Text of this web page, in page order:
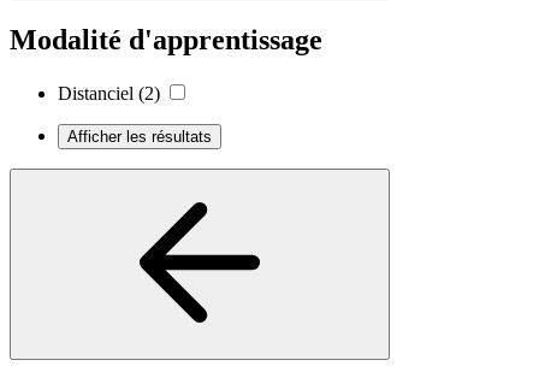
Modalité d'apprentissage
Distanciel (2)
Afficher les résultats